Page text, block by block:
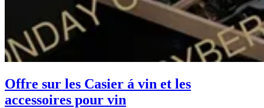
Offre sur les Casier á vin et les
accessoires pour vin